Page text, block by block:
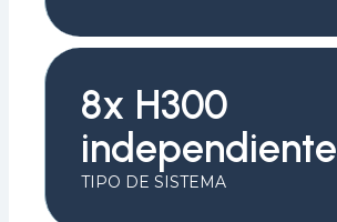
8x H300
independiente
TIPO DE SISTEMA